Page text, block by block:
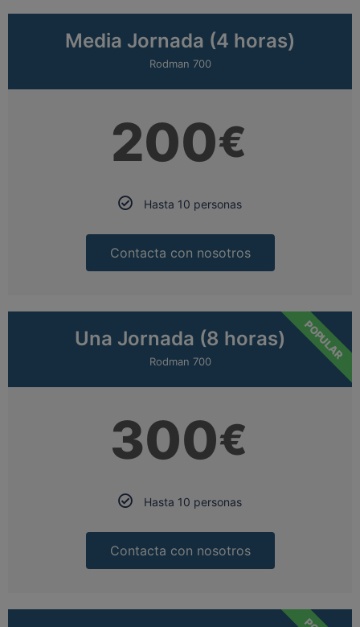
Media Jornada (4 horas)
Rodman 700
200€
Hasta 10 personas
Contacta con nosotros
Una Jornada (8 horas)
Rodman 700
300€
Hasta 10 personas
Contacta con nosotros
POPULAR